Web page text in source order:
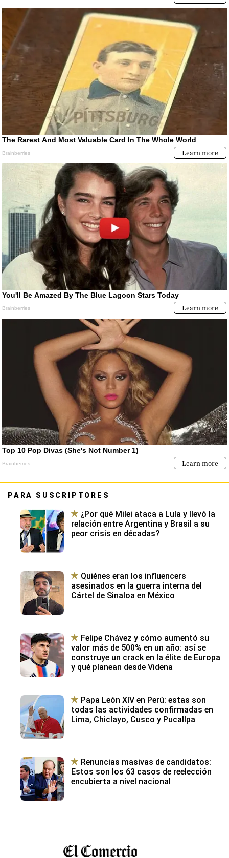
PARA SUSCRIPTORES
¿Por qué Milei ataca a Lula y llevó la
relación entre Argentina y Brasil a su
peor crisis en décadas?
Quiénes eran los influencers
asesinados en la guerra interna del
Cártel de Sinaloa en México
Felipe Chávez y cómo aumentó su
valor más de 500% en un año: así se
construye un crack en la élite de Europa
y qué planean desde Videna
Papa León XIV en Perú: estas son
todas las actividades confirmadas en
Lima, Chiclayo, Cusco y Pucallpa
Renuncias masivas de candidatos:
Estos son los 63 casos de reelección
encubierta a nivel nacional